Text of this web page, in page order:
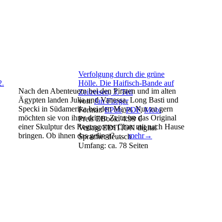
Verfolgung durch die grüne
Hölle. Die Haifisch-Bande auf
Zeitreisen, 3. Teil
von:Jan Flieger
Format:EPub,PDF,Mobi
Preis EBook:4.99 €
Verlag:EDITION digital
Sprache:deutsch
Umfang: ca. 78 Seiten
Nach den Abenteuern bei den Piraten und im alten
Ägypten landen Julia und Vanessa, Long Basti und
Specki in Südamerika bei den Maya. Nur zu gern
möchten sie von ihrer dritten Zeitreise das Original
einer Skulptur des Regengottes Chac mit nach Hause
bringen. Ob ihnen das gelingt? …mehr→